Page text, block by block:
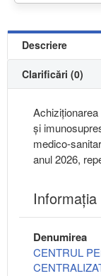
Descriere
Clarificări (0)
şi
medico-
anul 2026,
Denumirea
CENTRUL